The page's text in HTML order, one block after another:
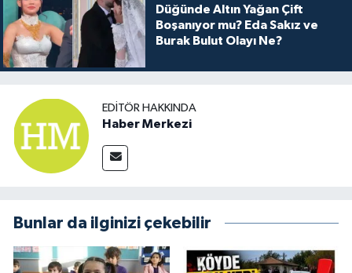
Düğünde Altın Yağan Çift
Boşanıyor mu? Eda Sakız ve
Burak Bulut Olayı Ne?
EDITÖR HAKKINDA
Haber Merkezi
Bunlar da ilginizi çekebilir